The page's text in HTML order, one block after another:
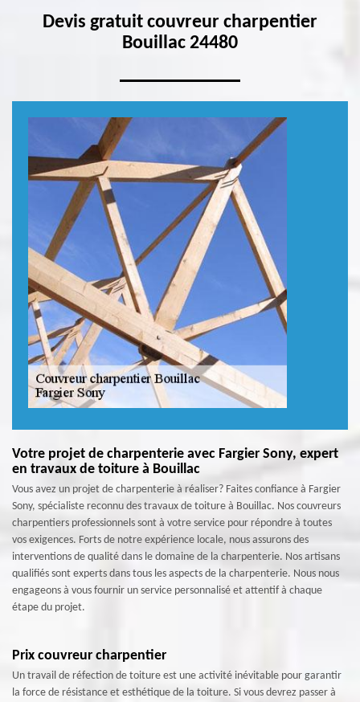
Devis gratuit couvreur charpentier
Bouillac 24480
Votre projet de charpenterie avec Fargier Sony, expert
en travaux de toiture à Bouillac
Vous avez un projet de charpenterie à réaliser? Faites confiance à Fargier
Sony, spécialiste reconnu des travaux de toiture à Bouillac. Nos couvreurs
charpentiers professionnels sont à votre service pour répondre à toutes
vos exigences. Forts de notre expérience locale, nous assurons des
interventions de qualité dans le domaine de la charpenterie. Nos artisans
qualifiés sont experts dans tous les aspects de la charpenterie. Nous nous
engageons à vous fournir un service personnalisé et attentif à chaque
étape du projet.
Prix couvreur charpentier
Un travail de réfection de toiture est une activité inévitable pour garantir
la force de résistance et esthétique de la toiture. Si vous devrez passer à